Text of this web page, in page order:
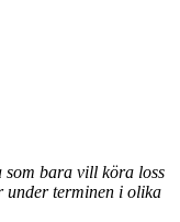
som bara vill köra loss
under terminen i olika